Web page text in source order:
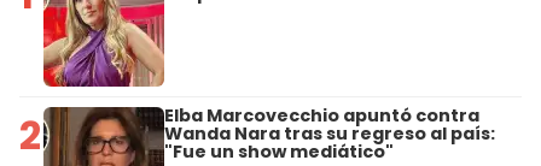
2 Elba Marcovecchio apuntó contra
Wanda Nara tras su regreso al país:
"Fue un show mediático"